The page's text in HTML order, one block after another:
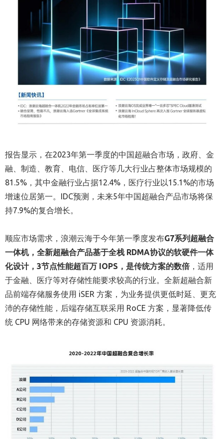
报告显示 ，在2023年第一季度的中国超融合市场，政府、金
融、制造、教育、电信、医疗等几大行业占整体市场规模的
81.5%，其中金融行业占据12.4%，医疗行业以15.1%的市场
增速位居第一。IDC预测，未来5年中国超融合产品市场将保
持7.9%的复合增长。
顺应市场需求，浪潮云海于今年第一季度发布G7系列超融合
一体机，全新超融合产品基于全栈 RDMA协议的软硬件一体
化设计，3节点性能超百万 IOPS，是传统方案的数倍，适用
于金融、医疗等对存储性能要求较高的行业。全新超融合新
品前端存储服务使用 iSER 方案，为业务提供更低时延、更充
沛的存储性能，后端存储互联采用 RoCE 方案，显著降低传
统 CPU 网络带来的存储资源和 CPU 资源消耗。